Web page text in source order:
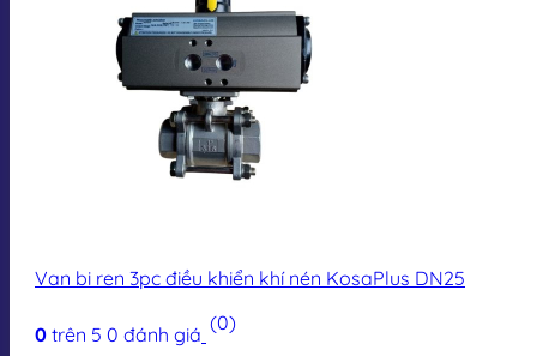
Van bi ren 3pc điều khiển khí nén KosaPlus DN25
0 trên 5 0 đánh giá (0)